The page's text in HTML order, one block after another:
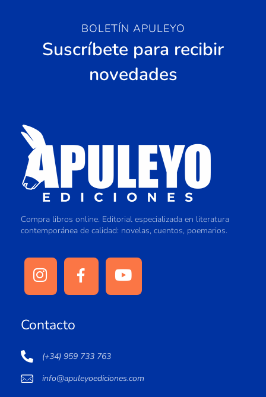
BOLETÍN APULEYO
Suscríbete para recibir
novedades
Compra libros online. Editorial especializada en literatura
contemporánea de calidad: novelas, cuentos, poemarios.
Contacto
(+34) 959 733 763
info@apuleyoediciones.com